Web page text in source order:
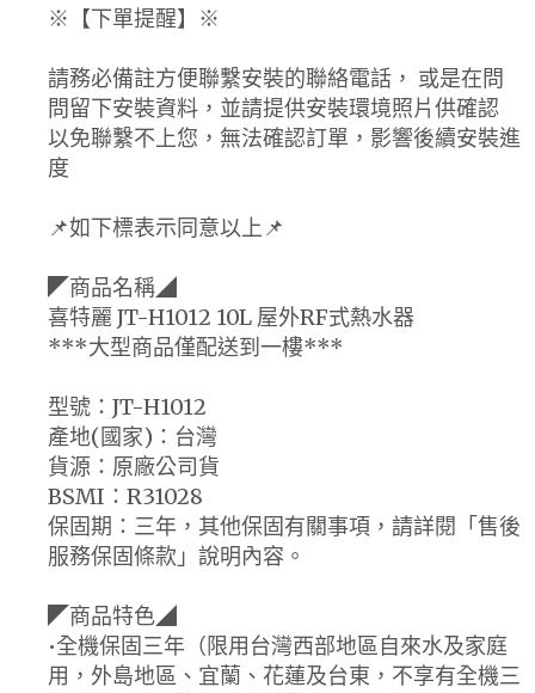
※【下單提醒】※
請務必備註方便聯繫安裝的聯絡電話， 或是在問
問留下安裝資料，並請提供安裝環境照片供確認
以免聯繫不上您，無法確認訂單，影響後續安裝進
度
📌如下標表示同意以上📌
◤商品名稱◢
喜特麗 JT-H1012 10L 屋外RF式熱水器
***大型商品僅配送到一樓***
型號：JT-H1012
產地(國家)：台灣
貨源：原廠公司貨
BSMI：R31028
保固期：三年，其他保固有關事項，請詳閱「售後
服務保固條款」說明內容。
◤商品特色◢
•全機保固三年（限用台灣西部地區自來水及家庭
用，外島地區、宜蘭、花蓮及台東，不享有全機三